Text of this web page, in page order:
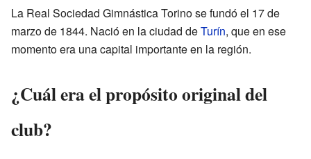
La Real Sociedad Gimnástica Torino se fundó el 17 de
marzo de 1844. Nació en la ciudad deTurín, que en ese
momento era una capital importante en la región.
¿Cuál era el propósito original del
club?